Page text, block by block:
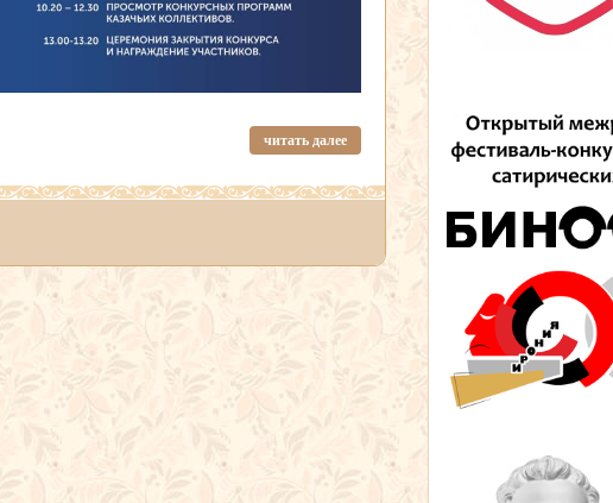
читать далее